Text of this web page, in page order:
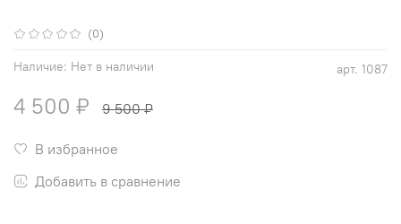
(0)
арт. 1087
Наличие: Нет в наличии
4 500 ₽ 9 500 ₽
В избранное
Добавить в сравнение